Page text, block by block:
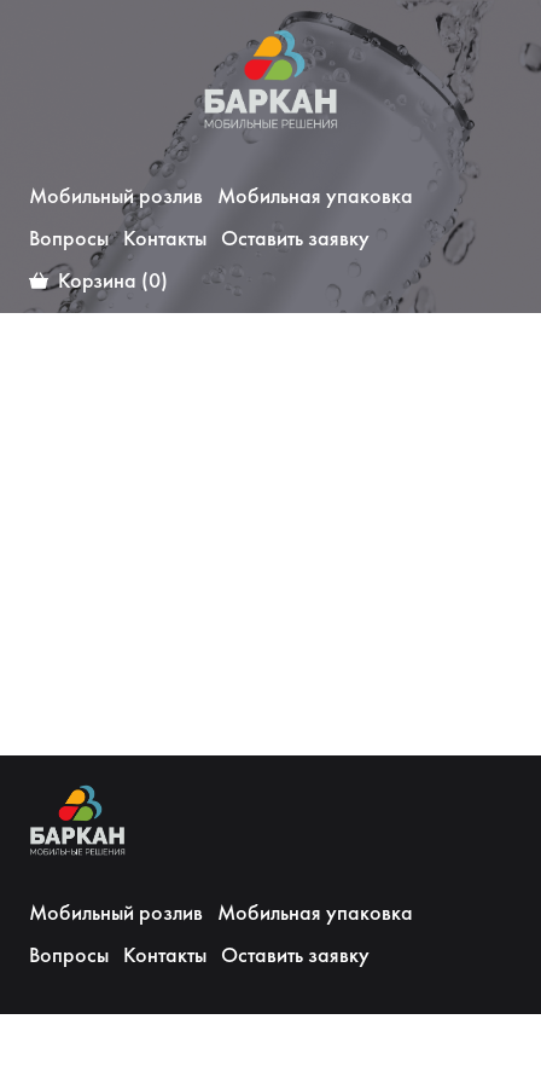
Мобильный розлив Мобильная упаковка
Вопросы Контакты Оставить заявку
Корзина (0)
‹ ›
•
Мобильный розлив Мобильная упаковка
Вопросы Контакты Оставить заявку